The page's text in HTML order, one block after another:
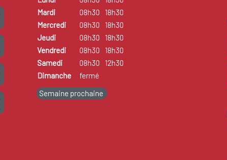
Mardi
08h30
18h30
Mercredi
08h30
18h30
Jeudi
08h30
18h30
Vendredi
08h30
18h30
Samedi
08h30
12h30
Dimanche
fermé
Semaine prochaine